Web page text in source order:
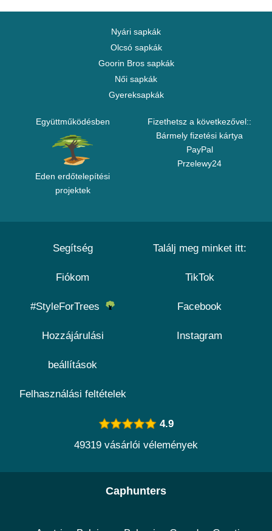
Nyári sapkák
Olcsó sapkák
Goorin Bros sapkák
Női sapkák
Gyereksapkák
Együttműködésben
Eden erdőtelepítési
projektek
Fizethetsz a következővel::
Bármely fizetési kártya
PayPal
Przelewy24
Segítség
Fiókom
#StyleForTrees
Hozzájárulási
beállítások
Felhasználási feltételek
Találj meg minket itt:
TikTok
Facebook
Instagram
4.9
49319 vásárlói vélemények
Caphunters